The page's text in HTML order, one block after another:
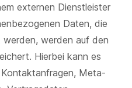
externen Dienstleister
Daten, die
werden auf den
Hierbei kann es
Meta-